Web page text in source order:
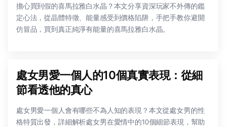
擔心買到假的喜馬拉雅白水晶？本文分享資深玩家不外傳的鑑
定心法，從晶體特徵、能量感受到價格陷阱，手把手教你避開
仿冒品，買到真正純淨有能量的喜馬拉雅白水晶。
處女男愛一個人的10個真實表現：從細
節看透他的真心
處女男愛一個人會有哪些不為人知的表現？本文從處女男的性
格特質出發，詳細解析處女男在愛情中的10個細節表現，幫助